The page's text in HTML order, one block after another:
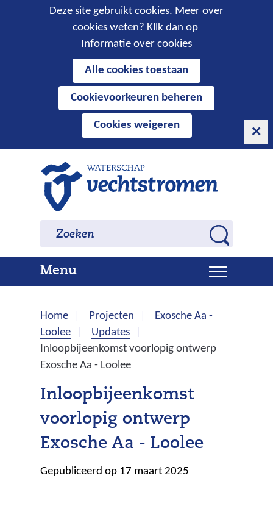
Cookies
toestaan?
Deze site gebruikt cookies. Meer over
cookies weten? Kllk dan op
Informatie over cookies
cookies
deze
website
worden
toegestaan
geweigerd.
Alle cookies toestaan
Cookievoorkeuren beheren
Cookies weigeren
naar
o
e
k
e
n
Zoeken Zoeken
MenuU
i
a
p
p
n
Home Projecten
Exosche Aa -
Loolee
Updates
Inloopbijeenkomst voorlopig ontwerp
Exosche Aa - Loolee
Inloopbijeenkomst
voorlopig ontwerp
Exosche Aa - Loolee
Gepubliceerd op 17 maart 2025